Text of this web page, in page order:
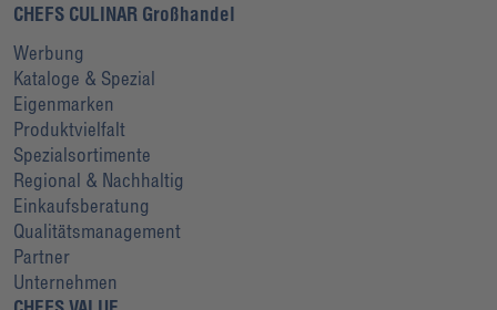
CHEFS CULINAR Großhandel
Werbung
Kataloge & Spezial
Eigenmarken
Produktvielfalt
Spezialsortimente
Regional & Nachhaltig
Einkaufsberatung
Qualitätsmanagement
Partner
Unternehmen